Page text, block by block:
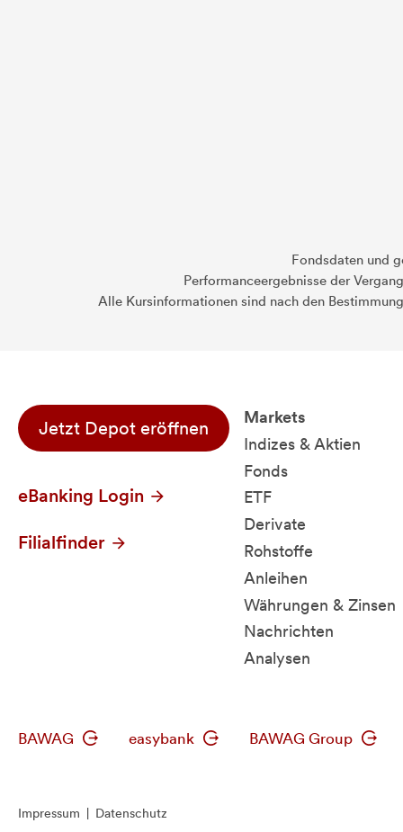
Fondsdaten und
Performanceergebnisse der
Alle Kursinformationen sind nach den
Jetzt Depot eröffnen
eBanking Login
Filialfinder
Markets
Indizes & Aktien
Fonds
ETF
Derivate
Rohstoffe
Anleihen
Währungen & Zinsen
Nachrichten
Analysen
BAWAG easybank BAWAG Group
Impressum Datenschutz